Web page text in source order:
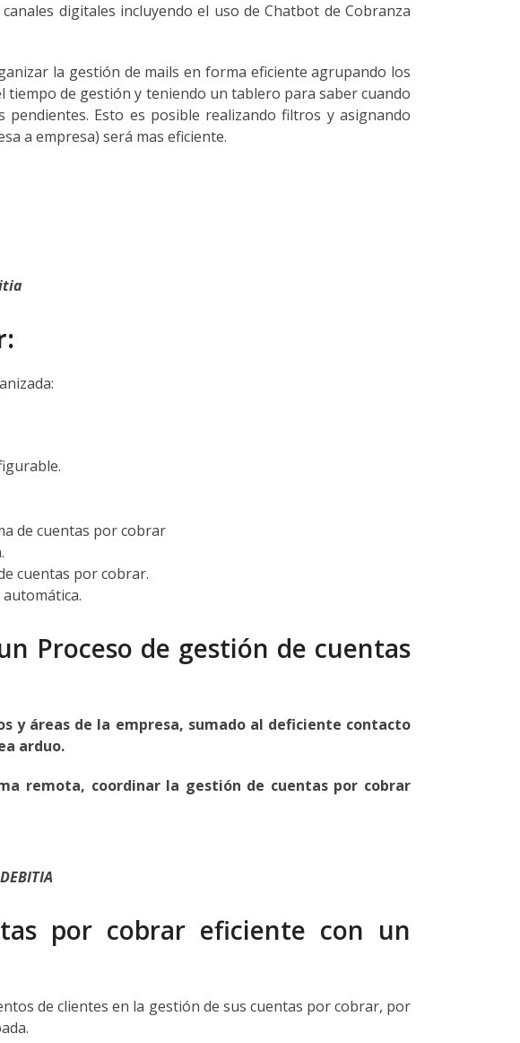
digitales incluyendo el uso de Chatbot de Cobranza
la gestión de mails en forma eficiente agrupando los
de gestión y teniendo un tablero para saber cuando
Esto es posible realizando filtros y asignando
a empresa) será mas eficiente.
de cuentas por cobrar
cuentas por cobrar.
Proceso de gestión de cuentas
y áreas de la empresa, sumado al deficiente contacto
arduo.
remota, coordinar la gestión de cuentas por cobrar
por cobrar eficiente con un
de clientes en la gestión de sus cuentas por cobrar, por